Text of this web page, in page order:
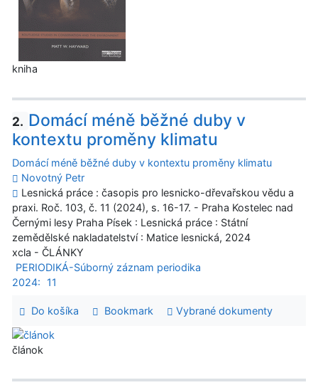
kniha
2. Domácí méně běžné duby v
kontextu proměny klimatu
Domácí méně běžné duby v kontextu proměny klimatu
Novotný Petr
Lesnická práce : časopis pro lesnicko-dřevařskou vědu a
praxi. Roč. 103, č. 11 (2024), s. 16-17. - Praha Kostelec nad
Černými lesy Praha Písek : Lesnická práce : Státní
zemědělské nakladatelství : Matice lesnická, 2024
xcla - ČLÁNKY
PERIODIKÁ-Súborný záznam periodika
2024:
11
Do košíka Bookmark Vybrané dokumenty
článok